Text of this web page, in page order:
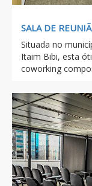
SALA DE
Situada no
Itaim Bibi, esta
coworking